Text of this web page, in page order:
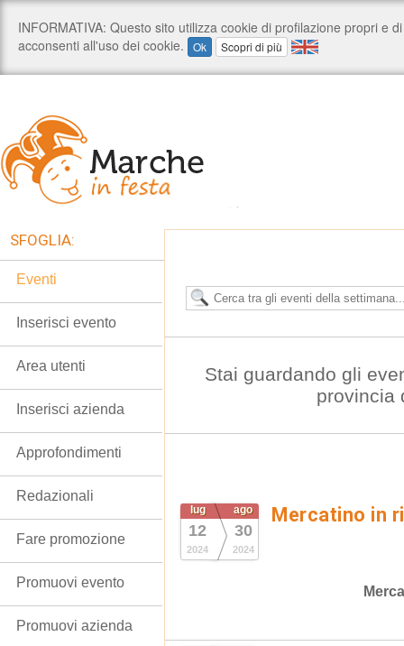
Stai guardando gli
provincia
lug
12
2024
ago
30
2024
Mercatino in
SFOGLIA:
Eventi
Inserisci evento
Area utenti
Inserisci azienda
Approfondimenti
Redazionali
Fare promozione
Promuovi evento
Promuovi azienda